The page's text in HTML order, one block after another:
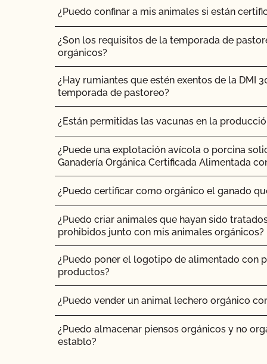
¿Cómo puedo obtener copias de mis
¿Cómo puedo obtener la certificación
¿Cómo interpreto el resultado de la revisión
inspección?
¿Cómo puedo saber si el certificado orgánico
proveedor es válido?
¿Cómo me conecto a MyCCOF? ¿Cómo
problemas de inicio de sesión?
¿Cómo envío una solicitud para actualizar mi
¿Cómo actualizo mis datos o contactos?
¿Cómo actualizo mi Plan de Sistema Orgánico
¿Cómo puedo ver la información de contacto
mis contactos autorizados?
¿Cómo funcionan las inspecciones orgánicas?
¿Puedo confinar a mis animales si están
¿Son los requisitos de la temporada de
orgánicos?
¿Hay rumiantes que estén exentos de la DMI
temporada de pastoreo?
¿Están permitidas las vacunas en la
¿Puede una explotación avícola o porcina
Ganadería Orgánica Certificada Alimentada
¿Puedo certificar como orgánico el ganado
¿Puedo criar animales que hayan sido
prohibidos junto con mis animales orgánicos?
¿Puedo poner el logotipo de alimentado con
productos?
¿Puedo vender un animal lechero orgánico
¿Puedo almacenar piensos orgánicos y no
establo?